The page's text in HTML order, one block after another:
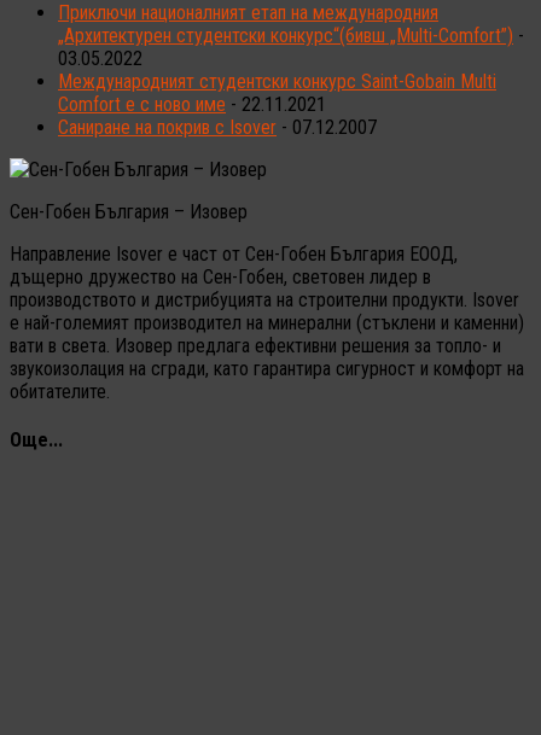
Приключи националният етап на международния
„Архитектурен студентски конкурс“(бивш „Multi-Comfort”) -
03.05.2022
Международният студентски конкурс Saint-Gobain Multi
Comfort е с ново име - 22.11.2021
Саниране на покрив с Isover - 07.12.2007
Сен-Гобен България – Изовер
Направление Isover е част от Сен-Гобен България ЕООД,
дъщерно дружество на Сен-Гобен, световен лидер в
производството и дистрибуцията на строителни продукти. Isover
е най-големият производител на минерални (стъклени и каменни)
вати в света. Изовер предлага ефективни решения за топло- и
звукоизолация на сгради, като гарантира сигурност и комфорт на
обитателите.
Още...